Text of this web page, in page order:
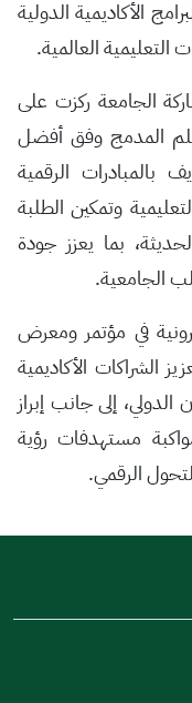
الأكاديمية الدولية
العالمية.
الجامعة ركزت على
المدمج وفق أفضل
بالمبادرات الرقمية
وتمكين الطلبة
بما يعزز جودة
الجامعية.
في مؤتمر ومعرض
لتعزيز الشراكات الأكاديمية
الدولي، إلى جانب إبراز
مستهدفات رؤية